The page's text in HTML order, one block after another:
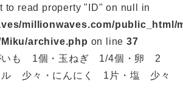
to read property "ID" on null in
millionwaves.com/public_html/
archive.php on line37
いも 1個・玉ねぎ 1/4個・卵 2
ル 少々・にんにく 1片・塩 少々